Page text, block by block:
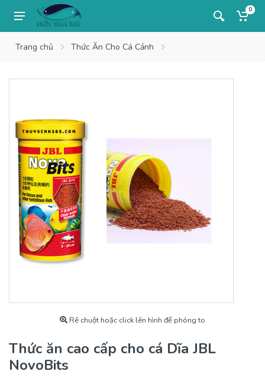
0
Trang chủ Thức Ăn Cho Cá Cảnh
Rê chuột hoặc click lên hình để phóng to
Thức ăn cao cấp cho cá Dĩa JBL
NovoBits